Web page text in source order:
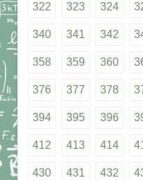
322 323 324
340 341 342
358 359 360
376 377 378
394 395 396
412 413 414
430 431 432